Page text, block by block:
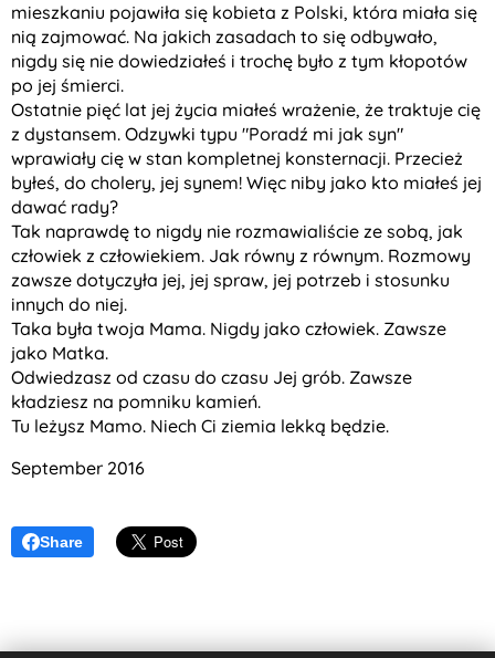
mieszkaniu pojawiła się kobieta z Polski, która miała się
nią zajmować. Na jakich zasadach to się odbywało,
nigdy się nie dowiedziałeś i trochę było z tym kłopotów
po jej śmierci.
Ostatnie pięć lat jej życia miałeś wrażenie, że traktuje cię
z dystansem. Odzywki typu "Poradź mi jak syn"
wprawiały cię w stan kompletnej konsternacji. Przecież
byłeś, do cholery, jej synem! Więc niby jako kto miałeś jej
dawać rady?
Tak naprawdę to nigdy nie rozmawialiście ze sobą, jak
człowiek z człowiekiem. Jak równy z równym. Rozmowy
zawsze dotyczyła jej, jej spraw, jej potrzeb i stosunku
innych do niej.
Taka była twoja Mama. Nigdy jako człowiek. Zawsze
jako Matka.
Odwiedzasz od czasu do czasu Jej grób. Zawsze
kładziesz na pomniku kamień.
Tu leżysz Mamo. Niech Ci ziemia lekką będzie.
September 2016
Share